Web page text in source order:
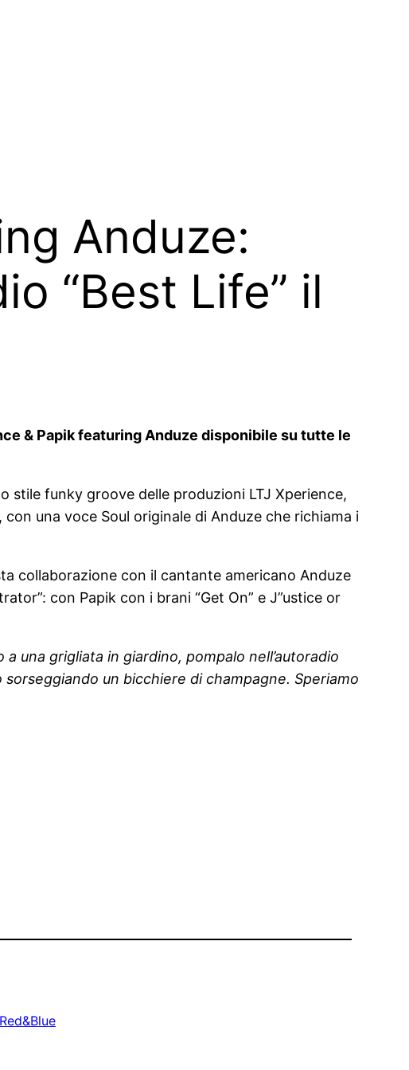
Anduze:
“Best Life” il
& Papik featuring Anduze disponibile su tutte le
stile funky groove delle produzioni LTJ Xperience,
una voce Soul originale di Anduze che richiama i
collaborazione con il cantante americano Anduze
con Papik con i brani “Get On” e J”ustice or
una grigliata in giardino, pompalo nell’autoradio
un bicchiere di champagne. Speriamo
Red&Blue